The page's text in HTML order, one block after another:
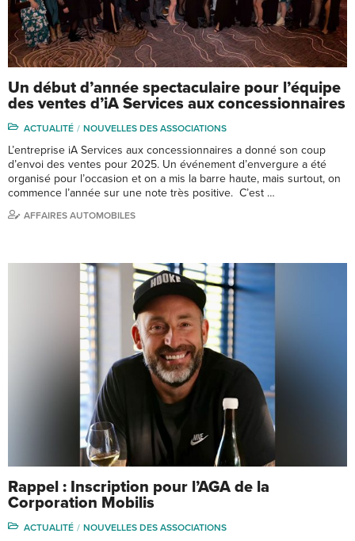
Un début d’année spectaculaire pour l’équipe
des ventes d’iA Services aux concessionnaires
ACTUALITÉ NOUVELLES DES ASSOCIATIONS
L’entreprise iA Services aux concessionnaires a donné son coup
d’envoi des ventes pour 2025. Un événement d’envergure a été
organisé pour l’occasion et on a mis la barre haute, mais surtout, on
commence l’année sur une note très positive. C’est …
AFFAIRES AUTOMOBILES
Rappel : Inscription pour l’AGA de la
Corporation Mobilis
ACTUALITÉ NOUVELLES DES ASSOCIATIONS